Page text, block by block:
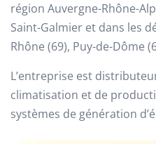
région Auvergne-Rhône-
Saint-Galmier et dans les
Rhône (69), Puy-de-Dôme
L’entreprise est
climatisation et de
systèmes de génération